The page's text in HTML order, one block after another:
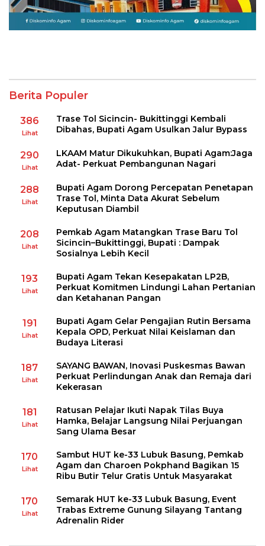
Berita Populer
386
Lihat
Trase Tol Sicincin- Bukittinggi Kembali
Dibahas, Bupati Agam Usulkan Jalur Bypass
290
Lihat
LKAAM Matur Dikukuhkan, Bupati Agam:Jaga
Adat- Perkuat Pembangunan Nagari
288
Lihat
Bupati Agam Dorong Percepatan Penetapan
Trase Tol, Minta Data Akurat Sebelum
Keputusan Diambil
208
Lihat
Pemkab Agam Matangkan Trase Baru Tol
Sicincin–Bukittinggi, Bupati : Dampak
Sosialnya Lebih Kecil
193
Lihat
Bupati Agam Tekan Kesepakatan LP2B,
Perkuat Komitmen Lindungi Lahan Pertanian
dan Ketahanan Pangan
191
Lihat
Bupati Agam Gelar Pengajian Rutin Bersama
Kepala OPD, Perkuat Nilai Keislaman dan
Budaya Literasi
187
Lihat
SAYANG BAWAN, Inovasi Puskesmas Bawan
Perkuat Perlindungan Anak dan Remaja dari
Kekerasan
181
Lihat
Ratusan Pelajar Ikuti Napak Tilas Buya
Hamka, Belajar Langsung Nilai Perjuangan
Sang Ulama Besar
170
Lihat
Sambut HUT ke-33 Lubuk Basung, Pemkab
Agam dan Charoen Pokphand Bagikan 15
Ribu Butir Telur Gratis Untuk Masyarakat
170
Lihat
Semarak HUT ke-33 Lubuk Basung, Event
Trabas Extreme Gunung Silayang Tantang
Adrenalin Rider